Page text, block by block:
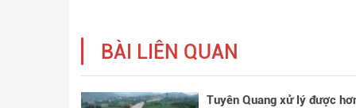
BÀI LIÊN QUAN
Tuyên Quang xử lý được